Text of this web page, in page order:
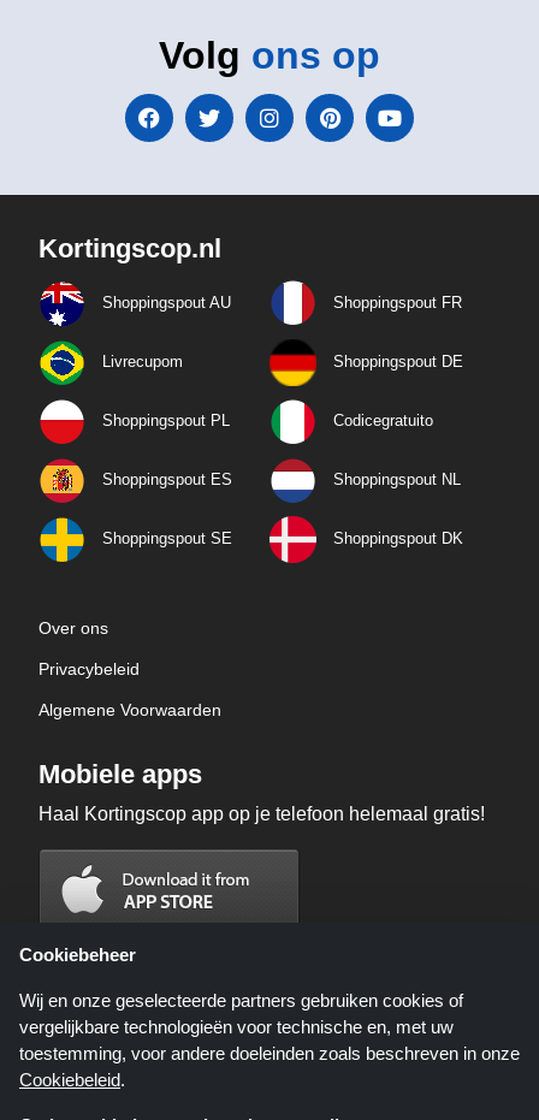
Volg ons op
Kortingscop.nl
Shoppingspout AU Shoppingspout FR
Livrecupom Shoppingspout DE
Shoppingspout PL Codicegratuito
Shoppingspout ES Shoppingspout NL
Shoppingspout SE Shoppingspout DK
Over ons
Privacybeleid
Algemene Voorwaarden
Mobiele apps
Haal Kortingscop app op je telefoon helemaal gratis!
Cookiebeheer
Wij en onze geselecteerde partners gebruiken cookies of
vergelijkbare technologieën voor technische en, met uw
toestemming, voor andere doeleinden zoals beschreven in onze
Cookiebeleid.